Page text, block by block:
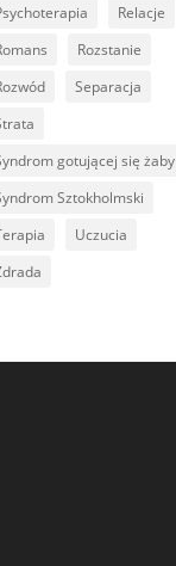
Relacje
Rozstanie
Separacja
gotującej się żaby
Sztokholmski
Uczucia